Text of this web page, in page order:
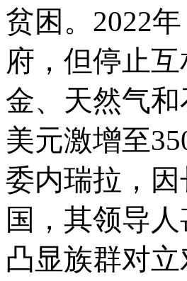
贫困。 2022
府，但停止
金、天然气
美元激增至
委内瑞拉，
国，其领导
凸显族群对